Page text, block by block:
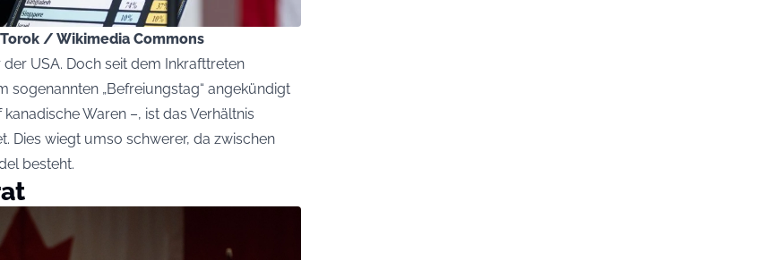
/ Wikimedia Commons
USA. Doch seit dem Inkrafttreten
sogenannten „Befreiungstag“ angekündigt
Waren –, ist das Verhältnis
Dies wiegt umso schwerer, da zwischen
besteht.